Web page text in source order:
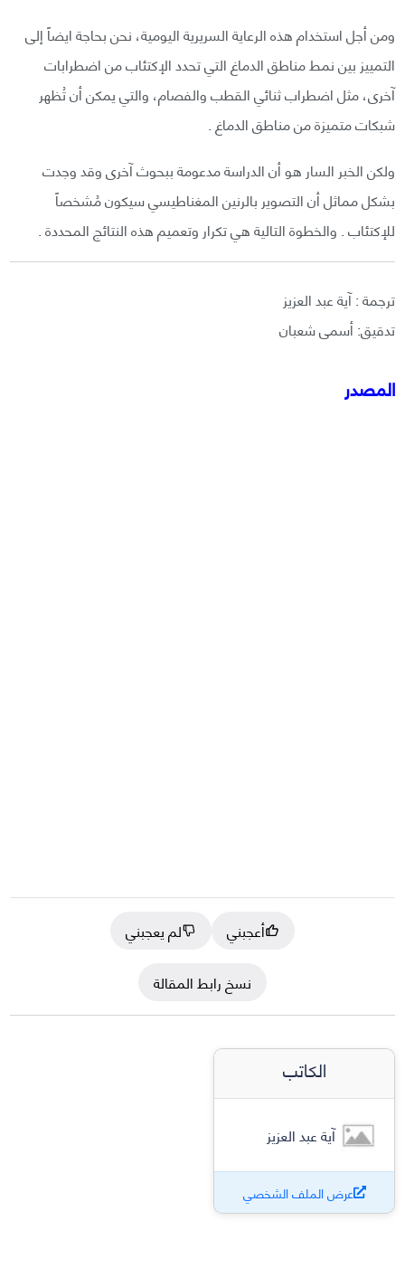
ومن أجل استخدام هذه الرعاية السريرية اليومية، نحن بحاجة ايضاً إلى
التمييز بين نمط مناطق الدماغ التي تحدد الإكتئاب من اضطرابات
آخرى، مثل اضطراب ثنائي القطب والفصام، والتي يمكن أن تُظهر
شبكات متميزة من مناطق الدماغ .
ولكن الخبر السار هو أن الدراسة مدعومة ببحوث آخرى وقد وجدت
بشكل مماثل أن التصوير بالرنين المغناطيسي سيكون مُشخصاً
للإكتئاب . والخطوة التالية هي تكرار وتعميم هذه النتائج المحددة .
ترجمة : آية عبد العزيز
تدقيق: أسمى شعبان
المصدر
أعجبني
لم يعجبني
نسخ رابط المقالة
الكاتب
آية عبد العزيز
عرض الملف الشخصي